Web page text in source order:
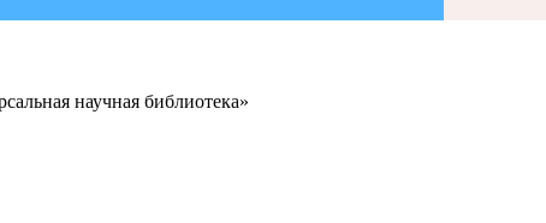
научная библиотека»